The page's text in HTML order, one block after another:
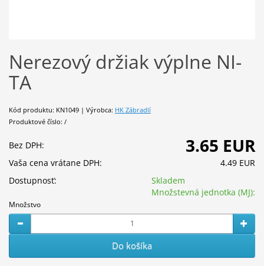
Nerezový držiak výplne NI-
TA
Kód produktu: KN1049 | Výrobca: HK Zábradlí
Produktové číslo: /
Bez DPH: 3.65 EUR
Vaša cena vrátane DPH:
4.49 EUR
Dostupnosť:
Skladem
Množstevná jednotka (MJ):
Množstvo
Do košíka